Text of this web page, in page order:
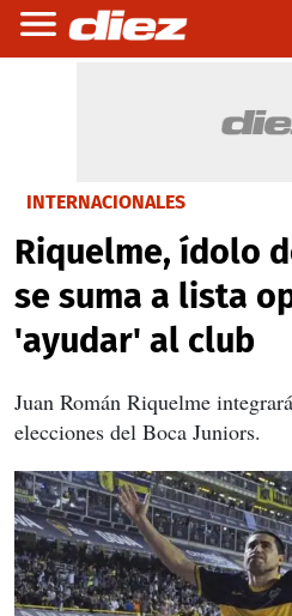
INTERNACIONALES
Riquelme, ídolo
se suma a lista
'ayudar' al club
Juan Román Riquelme
elecciones del Boca Juniors.